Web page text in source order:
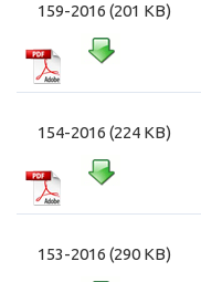
159-2016 (201 KB)
154-2016 (224 KB)
153-2016 (290 KB)